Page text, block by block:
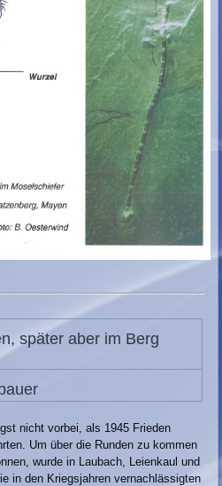
später aber im Berg
nicht vorbei, als 1945 Frieden
Um über die Runden zu kommen
wurde in Laubach, Leienkaul und
in den Kriegsjahren vernachlässigten